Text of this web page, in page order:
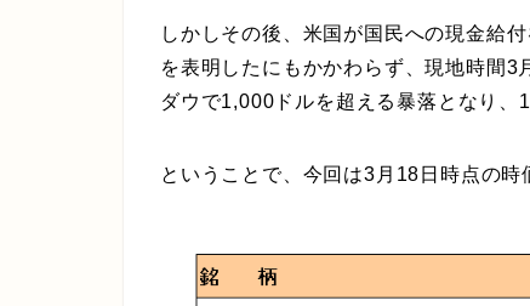
しかしその後、米国が国民への現金給
を表明したにもかかわらず、現地時間
ダウで1,000ドルを超える暴落となり、
ということで、今回は3月18日時点の時